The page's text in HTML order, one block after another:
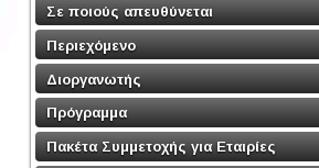
Σε ποιούς απευθύνεται
Περιεχόμενο
Διοργανωτής
Πρόγραμμα
Πακέτα Συμμετοχής για Εταιρίες